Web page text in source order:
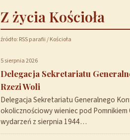
Z życia Kościoła
źródło: RSS parafii / Kościoła
5 sierpnia 2026
Delegacja Sekretariatu
Rzezi Woli
Delegacja Sekretariatu Generalnego
okolicznościowy wieniec pod
wydarzeń z sierpnia 1944…